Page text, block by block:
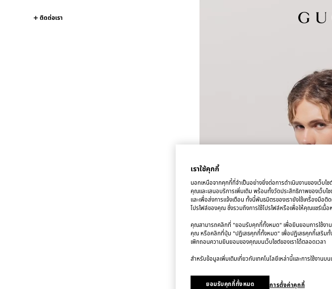
ติดต่อเรา
เราใช้คุกกี้
นอกเหนือจากคุกกี้ที่จำเป็นอย่างยิ่งต่อการดำเนินงานของเว็บ
คุณและเสนอบริการเพิ่มเติม พร้อมทั้งวัดประสิทธิภาพของเว็บไ
และเพื่อส่งการแจ้งเตือน ทั้งนี้พันธมิตรของเรายังใช้เครื่องมื
โปรไฟล์ของคุณ ซึ่งรวมถึงการใช้โปรไฟล์หรือเพื่อให้คุณแชร์เนื้
คุณสามารถคลิกที่ "ยอมรับคุกกี้ทั้งหมด" เพื่อยินยอมการใช้งา
คุณ หรือคลิกที่ปุ่ม "ปฏิเสธคุกกี้ทั้งหมด" เพื่อปฏิเสธคุกกี้เสริม
เพิกถอนความยินยอมของคุณบนเว็บไซต์ของเราได้ตลอดเวลา
สำหรับข้อมูลเพิ่มเติมเกี่ยวกับเทคโนโลยีเหล่านี้และการใช้งานบน
การตั้งค่าคุกกี้
ยอมรับคุกกี้ทั้งหมด